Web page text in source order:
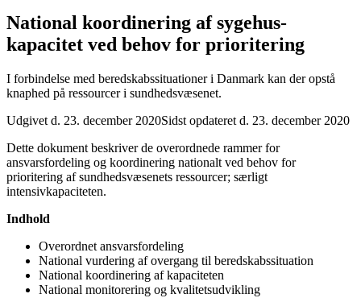
National koordinering af sygehus­
kapacitet ved behov for prioritering
I forbindelse med beredskabssituationer i Danmark kan der opstå
knaphed på ressourcer i sundhedsvæsenet.
Udgivet d. 23. december 2020Sidst opdateret d. 23. december 2020
Dette dokument beskriver de overordnede rammer for
ansvarsfordeling og koordinering nationalt ved behov for
prioritering af sundhedsvæsenets ressourcer; særligt
intensivkapaciteten.
Indhold
Overordnet ansvarsfordeling
National vurdering af overgang til beredskabssituation
National koordinering af kapaciteten
National monitorering og kvalitetsudvikling